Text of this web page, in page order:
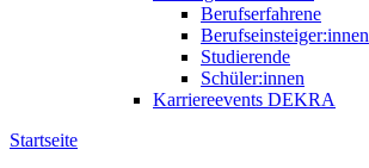
Berufserfahrene
Berufseinsteiger:innen
Studierende
Schüler:innen
Karriereevents DEKRA
Startseite